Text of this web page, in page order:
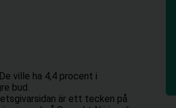
ville ha 4,4 procent i
bud.
är ett tecken på